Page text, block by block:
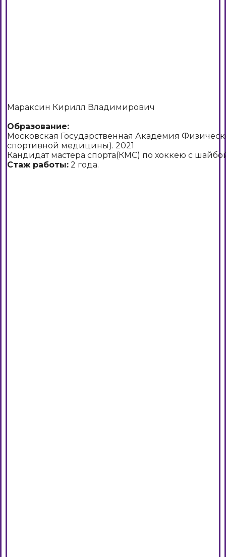
Мараксин Кирилл Владимирович
Образование:
Московская Государственная Академия
спортивной медицины). 2021
Кандидат мастера спорта(КМС) по хоккею с
Стаж работы: 2 года.